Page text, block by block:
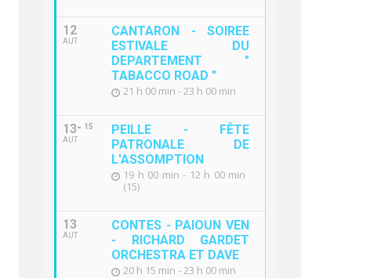
12
AUT
CANTARON - SOIREE
ESTIVALE DU
DEPARTEMENT "
TABACCO ROAD "
21 h 00 min - 23 h 00 min
13
AUT
15
PEILLE - FÊTE
PATRONALE DE
L'ASSOMPTION
19 h 00 min - 12 h 00 min
(15)
13
AUT
CONTES - PAIOUN VEN
- RICHARD GARDET
ORCHESTRA ET DAVE
20 h 15 min - 23 h 00 min